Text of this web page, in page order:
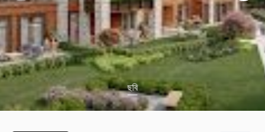
ছবি